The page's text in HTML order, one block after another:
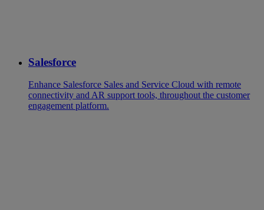
Salesforce
Enhance Salesforce Sales and Service Cloud with remote
connectivity and AR support tools, throughout the customer
engagement platform.